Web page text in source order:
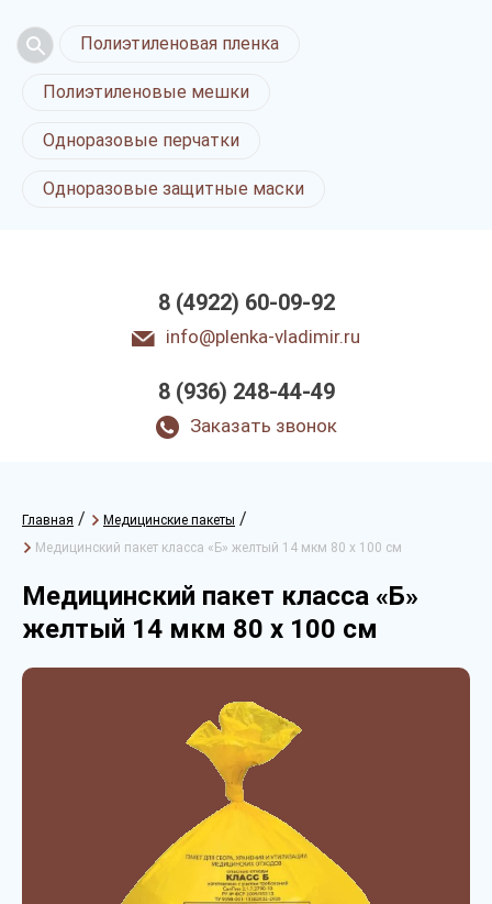
Полиэтиленовая пленка
Полиэтиленовые мешки
Одноразовые перчатки
Одноразовые защитные маски
8 (4922) 60-09-92
info@plenka-vladimir.ru
8 (936) 248-44-49
Заказать звонок
Главная / Медицинские пакеты /
Медицинский пакет класса «Б» желтый 14 мкм 80 х 100 см
Медицинский пакет класса «Б»
желтый 14 мкм 80 х 100 см